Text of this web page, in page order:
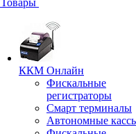
Товары
ККМ Онлайн
Фискальные
регистраторы
Смарт терминалы
Автономные